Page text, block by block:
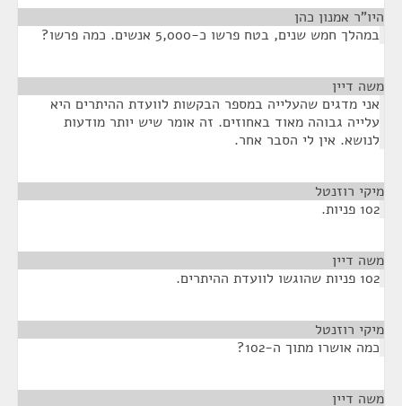
היו"ר אמנון כהן
במהלך חמש שנים, בטח פרשו כ-5,000 אנשים. כמה פרשו?
משה דיין
אני מדגים שהעלייה במספר הבקשות לוועדת ההיתרים היא
עלייה גבוהה מאוד באחוזים. זה אומר שיש יותר מודעות
לנושא. אין לי הסבר אחר.
מיקי רוזנטל
102 פניות.
משה דיין
102 פניות שהוגשו לוועדת ההיתרים.
מיקי רוזנטל
כמה אושרו מתוך ה-102?
משה דיין